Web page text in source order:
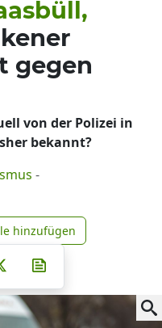
gegen
von der Polizei in
bekannt?
-
zu Google
hinzufügen
auf Whatsapp
Teilen auf Telegram
Mail teilen
Post auf X